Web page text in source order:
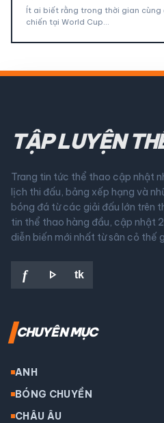
Ít ai biết rằng trong thời gian cùng
chiến tại World Cup…
TẬP LUYỆN
Trang tin tức thể thao cập nhật
lịch thi đấu, bảng xếp hạng và
bóng đá từ các giải đấu lớn trên
tin thể thao hàng đầu, cập nhật
diễn biến mới nhất từ sân cỏ thế
f play_arrow tk
CHUYÊN MỤC
ANH
BÓNG CHUYỀN
CHÂU ÂU